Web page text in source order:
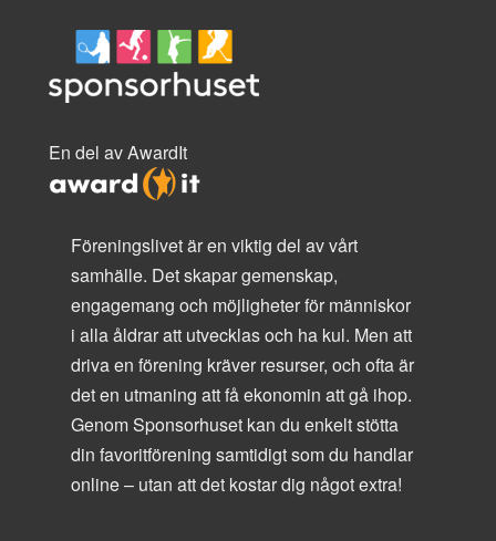
En del av AwardIt
Föreningslivet är en viktig del av vårt
samhälle. Det skapar gemenskap,
engagemang och möjligheter för människor
i alla åldrar att utvecklas och ha kul. Men att
driva en förening kräver resurser, och ofta är
det en utmaning att få ekonomin att gå ihop.
Genom Sponsorhuset kan du enkelt stötta
din favoritförening samtidigt som du handlar
online – utan att det kostar dig något extra!